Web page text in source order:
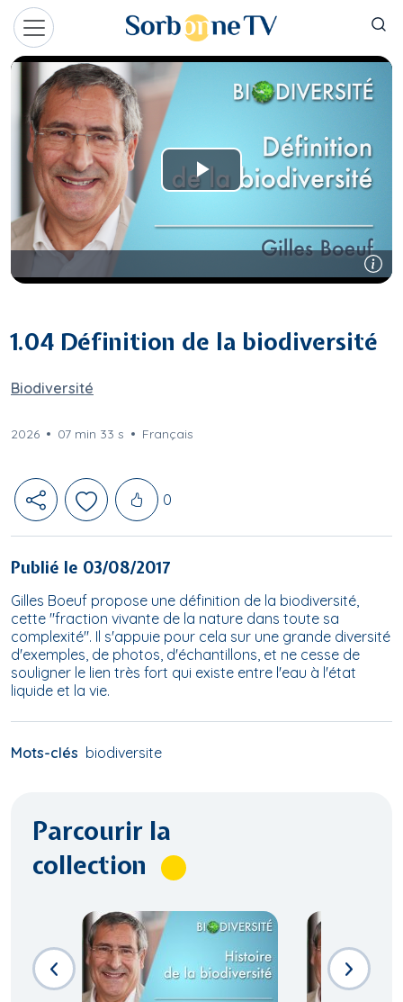
Aller au contenu principal
1.04 Définition de la biodiversité
Biodiversité
2026 07 min 33 s Français
Likes
0
Publié le 03/08/2017
Gilles Boeuf propose une définition de la biodiversité,
cette "fraction vivante de la nature dans toute sa
complexité". Il s'appuie pour cela sur une grande diversité
d'exemples, de photos, d'échantillons, et ne cesse de
souligner le lien très fort qui existe entre l'eau à l'état
liquide et la vie.
Mots-clés biodiversite
Parcourir la
collection
Panneau de gestion des cookies